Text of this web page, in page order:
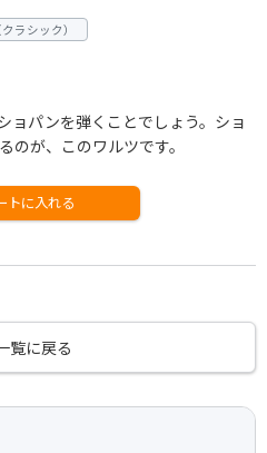
ラシック）
ョパンを弾くことでしょう。ショ
のが、このワルツです。
トに入れる
覧に戻る